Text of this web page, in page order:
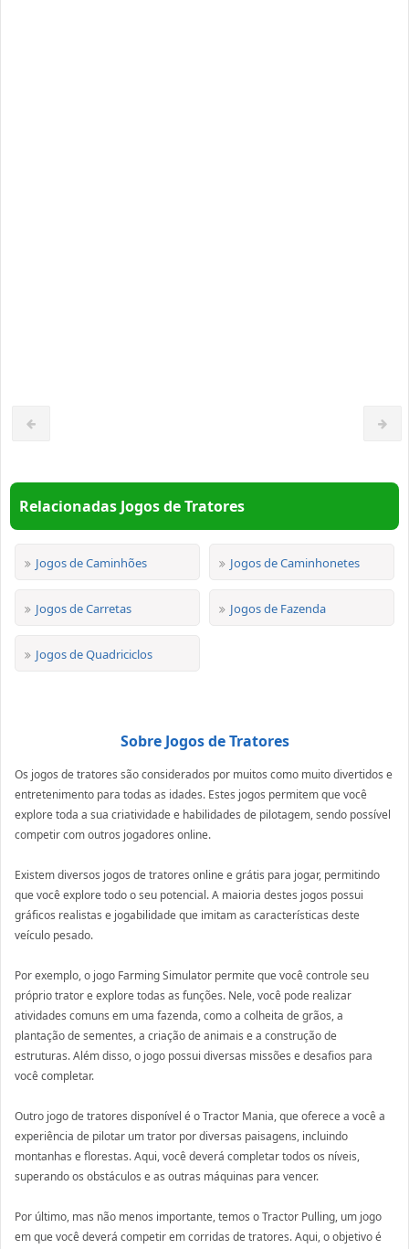
Relacionadas Jogos de Tratores
Jogos de Caminhões Jogos de Caminhonetes
Jogos de Carretas Jogos de Fazenda
Jogos de Quadriciclos
Sobre Jogos de Tratores
Os jogos de tratores são considerados por muitos como muito divertidos e
entretenimento para todas as idades. Estes jogos permitem que você
explore toda a sua criatividade e habilidades de pilotagem, sendo possível
competir com outros jogadores online.
Existem diversos jogos de tratores online e grátis para jogar, permitindo
que você explore todo o seu potencial. A maioria destes jogos possui
gráficos realistas e jogabilidade que imitam as características deste
veículo pesado.
Por exemplo, o jogo Farming Simulator permite que você controle seu
próprio trator e explore todas as funções. Nele, você pode realizar
atividades comuns em uma fazenda, como a colheita de grãos, a
plantação de sementes, a criação de animais e a construção de
estruturas. Além disso, o jogo possui diversas missões e desafios para
você completar.
Outro jogo de tratores disponível é o Tractor Mania, que oferece a você a
experiência de pilotar um trator por diversas paisagens, incluindo
montanhas e florestas. Aqui, você deverá completar todos os níveis,
superando os obstáculos e as outras máquinas para vencer.
Por último, mas não menos importante, temos o Tractor Pulling, um jogo
em que você deverá competir em corridas de tratores. Aqui, o objetivo é